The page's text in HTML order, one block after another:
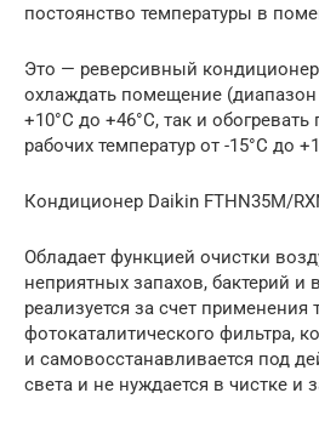
постоянство температуры в
Это — реверсивный
охлаждать помещение (диапазон
+10°С до +46°С, так и
рабочих температур от -15°С до
Кондиционер Daikin FTHN35M/
Обладает функцией очистки
неприятных запахов, бактерий и
реализуется за счет применения
фотокаталитического фильтра,
и самовосстанавливается под
света и не нуждается в чистке и